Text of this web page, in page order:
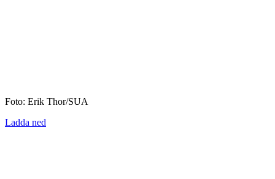
Foto: Erik Thor/SUA
Ladda ned